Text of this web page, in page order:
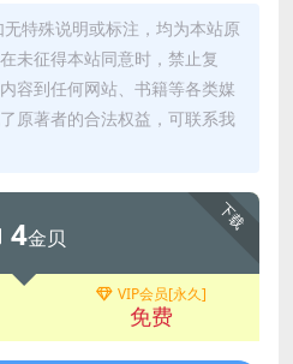
特殊说明或标注，均为本站原
未征得本站同意时，禁止复
容到任何网站、书籍等各类媒
原著者的合法权益，可联系我
下载
4金贝
VIP会员[永久]
免费